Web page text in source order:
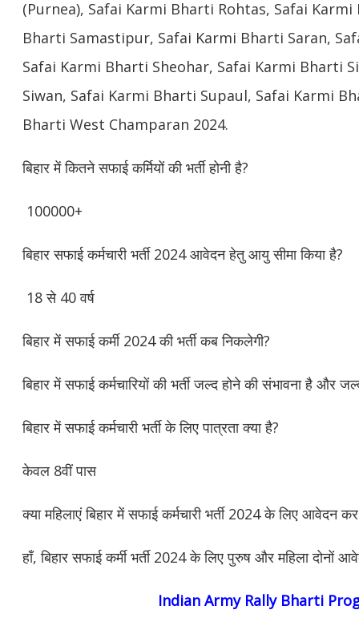
(Purnea), Safai Karmi Bharti Rohtas, Safai
Bharti Samastipur, Safai Karmi Bharti Saran,
Safai Karmi Bharti Sheohar, Safai Karmi Bharti
Siwan, Safai Karmi Bharti Supaul, Safai Karmi
Bharti West Champaran 2024.
बिहार में कितने सफाई कर्मियों की भर्ती होनी है?
100000+
बिहार सफाई कर्मचारी भर्ती 2024 आवेदन हेतु आयु सीमा किया है?
18 से 40 वर्ष
बिहार में सफाई कर्मी 2024 की भर्ती कब निकलेगी?
बिहार में सफाई कर्मचारियों की भर्ती जल्द होने की संभावना है और
बिहार में सफाई कर्मचारी भर्ती के लिए पात्रता क्या है?
केवल 8वीं पास
क्या महिलाएं बिहार में सफाई कर्मचारी भर्ती 2024 के लिए आवेदन
हाँ, बिहार सफाई कर्मी भर्ती 2024 के लिए पुरुष और महिला
Indian Army Rally Bharti